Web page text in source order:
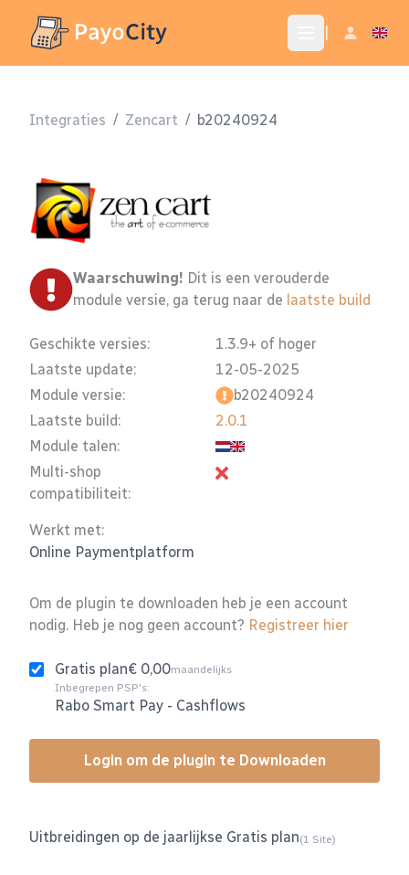
Integraties / Zencart / b20240924
Waarschuwing! Dit is een verouderde
module versie, ga terug naar de laatste build
Geschikte versies:
Laatste update:
Module versie:
Laatste build:
Module talen:
Multi-shop
compatibiliteit:
1.3.9+ of hoger
12-05-2025
b20240924
2.0.1
Werkt met:
Online Paymentplatform
Om de plugin te downloaden heb je een account
nodig. Heb je nog geen account? Registreer hier
Gratis plan€ 0,00maandelijks
Inbegrepen PSP's:
Rabo Smart Pay - Cashflows
Login om de plugin te Downloaden
Uitbreidingen op de jaarlijkse Gratis plan(1 Site)